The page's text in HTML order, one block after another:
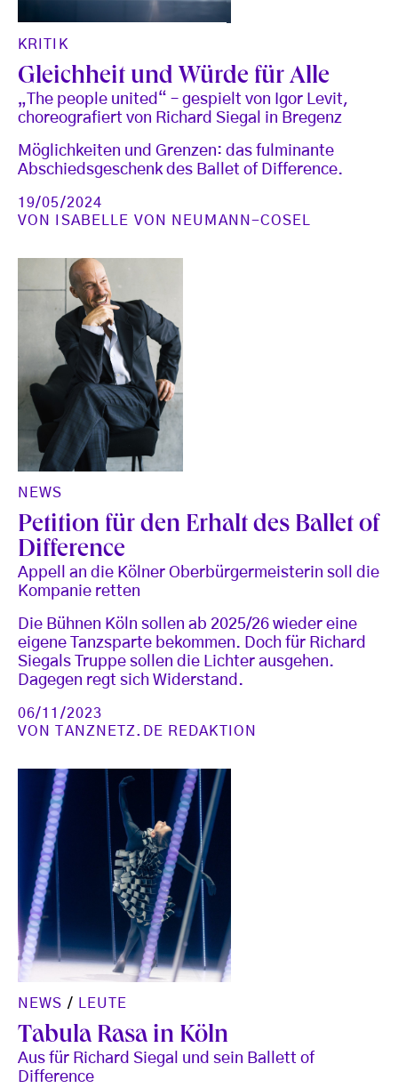
KRITIK
Gleichheit und Würde für Alle
„The people united“ – gespielt von Igor Levit,
choreografiert von Richard Siegal in Bregenz
Möglichkeiten und Grenzen: das fulminante
Abschiedsgeschenk des Ballet of Difference.
19/05/2024
VON
ISABELLE VON NEUMANN-COSEL
NEWS
Petition für den Erhalt des Ballet of
Difference
Appell an die Kölner Oberbürgermeisterin soll die
Kompanie retten
Die Bühnen Köln sollen ab 2025/26 wieder eine
eigene Tanzsparte bekommen. Doch für Richard
Siegals Truppe sollen die Lichter ausgehen.
Dagegen regt sich Widerstand.
06/11/2023
VON
TANZNETZ.DE REDAKTION
NEWS / LEUTE
Tabula Rasa in Köln
Aus für Richard Siegal und sein Ballett of
Difference